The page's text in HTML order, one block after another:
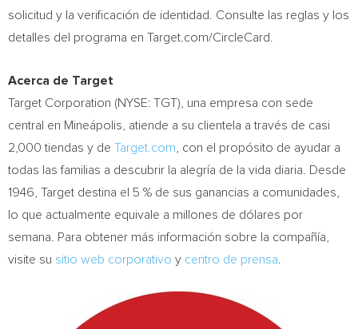
solicitud y la verificación de identidad. Consulte las reglas y los
detalles del programa en Target.com/CircleCard.
Acerca de Target
Target Corporation (NYSE: TGT), una empresa con sede
central en Mineápolis, atiende a su clientela a través de casi
2,000 tiendas y de Target.com , con el propósito de ayudar a
todas las familias a descubrir la alegría de la vida diaria. Desde
1946, Target destina el 5 % de sus ganancias a comunidades,
lo que actualmente equivale a millones de dólares por
semana. Para obtener más información sobre la compañía,
visite su sitio web corporativo y centro de prensa